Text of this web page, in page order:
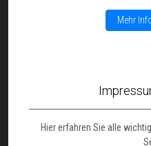
Mehr
Hier erfahren Sie alle